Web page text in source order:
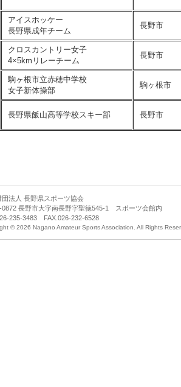
アイスホッケー
長野県成年チーム
長野市
クロスカントリー女子
4×5kmリレーチーム
長野市
駒ヶ根市立赤穂中学校
女子新体操部
駒ヶ根市
長野県飯山高等学校スキー部 長野市
団法人 長野県スポーツ協会
0872 長野市大字南長野字聖徳545-1 スポーツ会館内
235-3483 FAX.026-232-6528
©2026 Nagano Amateur Sports Association. All Rights